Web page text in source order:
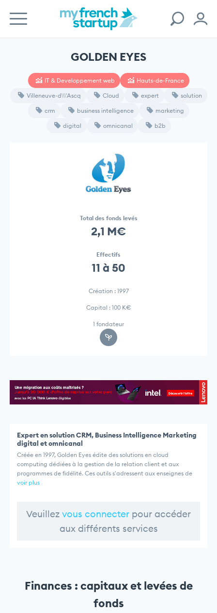
GOLDEN EYES
IT & Developpement web Hauts-de-France
Villeneuve-d\\\'Ascq Cloud expert solution
crm business intelligence marketing
digital omnicanal b2b
Total des fonds levés
2,1 M€
Effectifs
11 à 50
Création : 1997
Capital : 100 K€
1 fondateur
Expert en solution CRM, Business Intelligence Marketing
digital et omnicanal
Créée en 1997, Golden Eyes édite des solutions en cloud
computing dédiées à la gestion de la relation client et aux
programmes de fidélité. Ces outils s'adressent aux enseignes de
voir plus
Veuillez vous connecter pour accéder
aux différents services
Finances : capitaux et levées de
fonds